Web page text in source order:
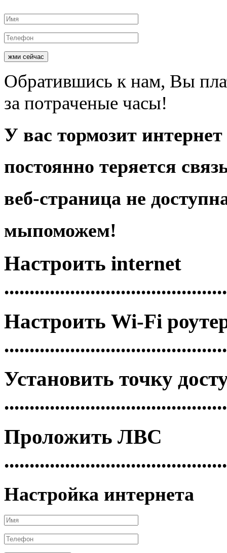
жми сейчас
Обратившись к нам, Вы
за потраченые часы!
У вас тормозит
постоянно теряется
веб-страница не
мыпоможем!
Настроить internet
Настроить Wi-Fi
Установить точку
Проложить ЛВС
Настройка интернета